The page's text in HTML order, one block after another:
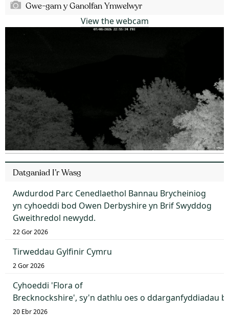
Gwe-gam y Ganolfan Ymwelwyr
View the webcam
Datganiad I’r Wasg
Awdurdod Parc Cenedlaethol Bannau Brycheiniog
yn cyhoeddi bod Owen Derbyshire yn Brif Swyddog
Gweithredol newydd.
22 Gor 2026
Tirweddau Gylfinir Cymru
2 Gor 2026
Cyhoeddi 'Flora of
Brecknockshire', sy'n dathlu oes o ddarganfyddiadau
20 Ebr 2026